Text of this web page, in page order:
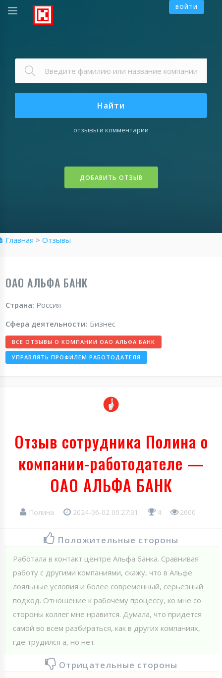
ВОЙТИ
Найти
отзывы и комментарии
ДОБАВИТЬ ОТЗЫВ
Главная > Отзывы
ОАО АЛЬФА БАНК
Страна: Россия
Сфера деятельности: Бизнес
ВСЕ ОТЗЫВЫ О КОМПАНИИ ОАО АЛЬФА БАНК
УПРАВЛЯТЬ ПРОФИЛЕМ РАБОТОДАТЕЛЯ
Отзыв сотрудника Полина о
компании-работодателе —
ОАО АЛЬФА БАНК
Полина 2024-06-02 00:27:31 4 2600
Положительные стороны
Работала в контакт центре Альфа банка. Сравнивая
работу с другими компаниями, скажу, что в Альфе
лояльные условия и более современный, серьезный
подход. Отношение к рабочему процессу, ко мне со
стороны коллег мне нравится. Думала, что придется
самой во всем разбираться, как в других компаниях,
где трудился а, но нет.
Отрицательные стороны